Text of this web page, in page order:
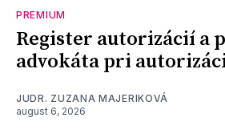
PREMIUM
Register autorizácií a
advokáta pri
JUDR. ZUZANA MAJERIKOVÁ
august 6, 2026